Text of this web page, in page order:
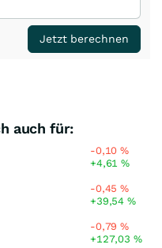
Jetzt berechnen
auch für:
-0,10%
+4,61%
-0,45%
+39,54%
-0,79%
+127,03 %